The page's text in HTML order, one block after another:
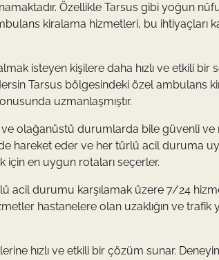
Özellikle Tarsus gibi yoğun
kiralama hizmetleri, bu ihtiyaçları
isteyen kişilere daha hızlı ve etkili bir
Tarsus bölgesindeki özel ambulans
uzmanlaşmıştır.
ve olağanüstü durumlarda bile güvenli
hareket eder ve her türlü acil duruma
için en uygun rotaları seçerler.
acil durumu karşılamak üzere 7/24
hastanelere olan uzaklığın ve
hızlı ve etkili bir çözüm sunar.